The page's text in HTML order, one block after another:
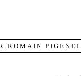
ROMAIN PIGENEL